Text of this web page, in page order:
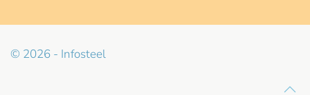
© 2026 - Infosteel